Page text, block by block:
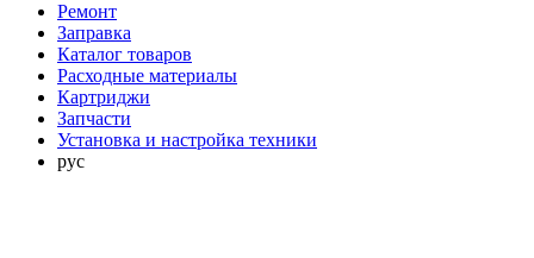
Ремонт
Заправка
Каталог товаров
Расходные материалы
Картриджи
Запчасти
Установка и настройка техники
рус